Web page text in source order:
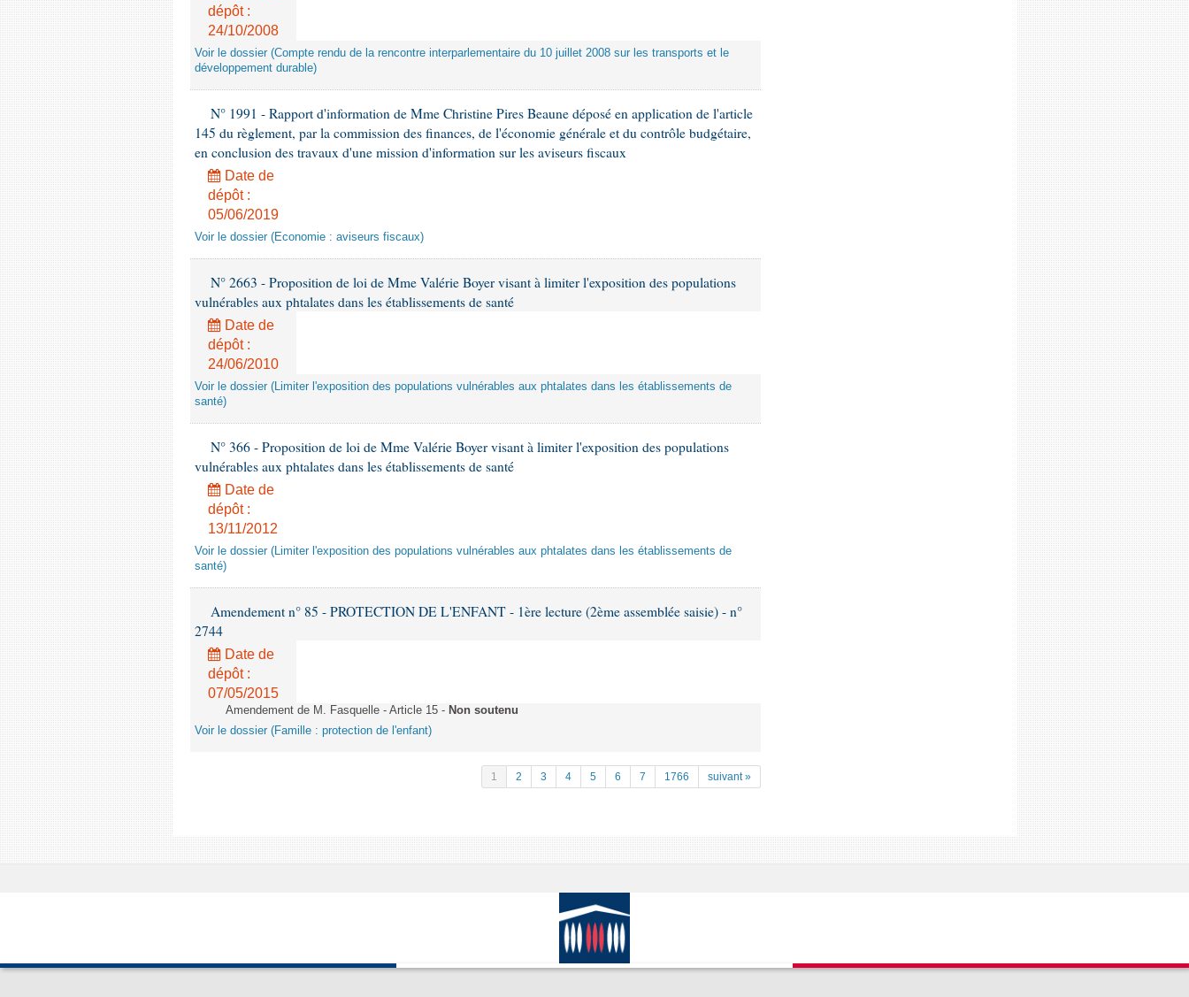
dépôt :
24/10/2008
Voir le dossier (Compte rendu de la rencontre interparlementaire du 10 juillet 2008 sur les transports et le
développement durable)
N° 1991 - Rapport d'information de Mme Christine Pires Beaune déposé en application de l'article
145 du règlement, par la commission des finances, de l'économie générale et du contrôle budgétaire,
en conclusion des travaux d'une mission d'information sur les aviseurs fiscaux
Date de
dépôt :
05/06/2019
Voir le dossier (Economie : aviseurs fiscaux)
N° 2663 - Proposition de loi de Mme Valérie Boyer visant à limiter l'exposition des populations
vulnérables aux phtalates dans les établissements de santé
Date de
dépôt :
24/06/2010
Voir le dossier (Limiter l'exposition des populations vulnérables aux phtalates dans les établissements de
santé)
N° 366 - Proposition de loi de Mme Valérie Boyer visant à limiter l'exposition des populations
vulnérables aux phtalates dans les établissements de santé
Date de
dépôt :
13/11/2012
Voir le dossier (Limiter l'exposition des populations vulnérables aux phtalates dans les établissements de
santé)
Amendement n° 85 - PROTECTION DE L'ENFANT - 1ère lecture (2ème assemblée saisie) - n°
2744
Date de
dépôt :
07/05/2015
Amendement de M. Fasquelle - Article 15 - Non soutenu
Voir le dossier (Famille : protection de l'enfant)
1 2 3 4 5 6 7 1766 suivant »